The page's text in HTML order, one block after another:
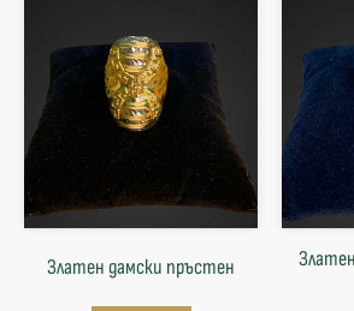
Златен дамски пръстен